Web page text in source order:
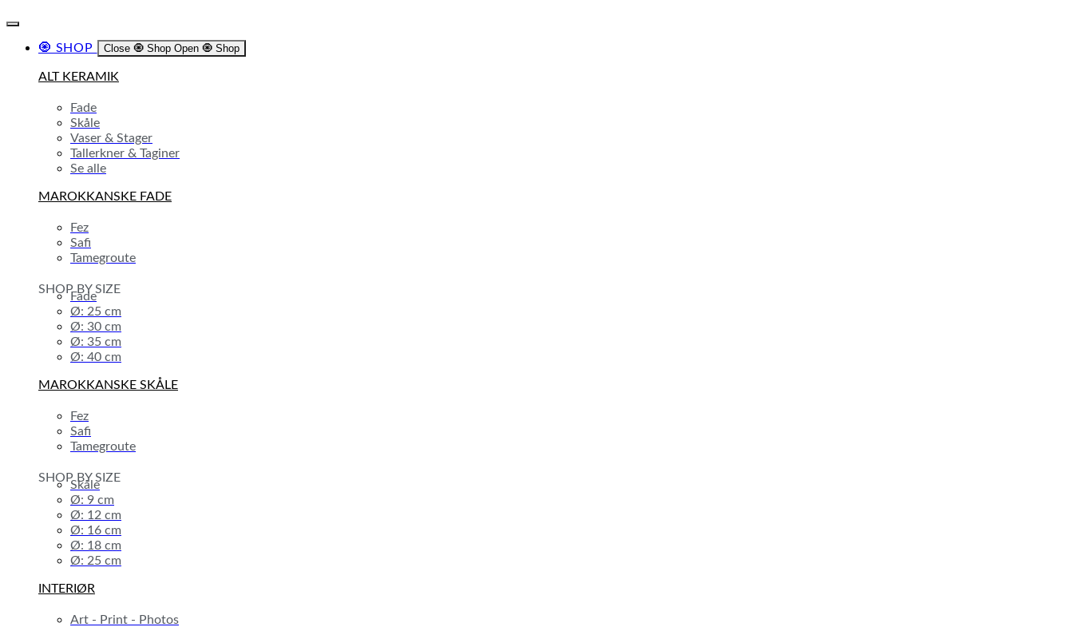
🧿 SHOP Close 🧿 Shop Open 🧿 Shop
ALT KERAMIK
Fade
Skåle
Vaser & Stager
Tallerkner & Taginer
Se alle
MAROKKANSKE FADE
Fez
Safi
Tamegroute
SHOP BY SIZE
Fade
Ø: 25 cm
Ø: 30 cm
Ø: 35 cm
Ø: 40 cm
MAROKKANSKE SKÅLE
Fez
Safi
Tamegroute
SHOP BY SIZE
Skåle
Ø: 9 cm
Ø: 12 cm
Ø: 16 cm
Ø: 18 cm
Ø: 25 cm
INTERIØR
Art - Print - Photos